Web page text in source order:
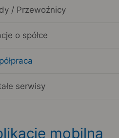
/ Przewoźnicy
o spółce
serwisy
mobilną